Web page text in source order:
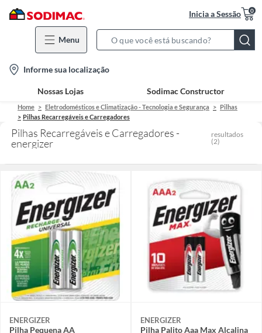
Inicia a Sessão 0
Menu
Search
Bar
location-
icon
Informe sua localização
Nossas Lojas Sodimac Constructor
Home Eletrodomésticos e Climatização - Tecnologia e Segurança
Pilhas
Pilhas Recarregáveis e Carregadores
Pilhas Recarregáveis e Carregadores -
energizer
resultados
(2)
ENERGIZER
Pilha Pequena AA
ENERGIZER
Pilha Palito Aaa Max Alcalina